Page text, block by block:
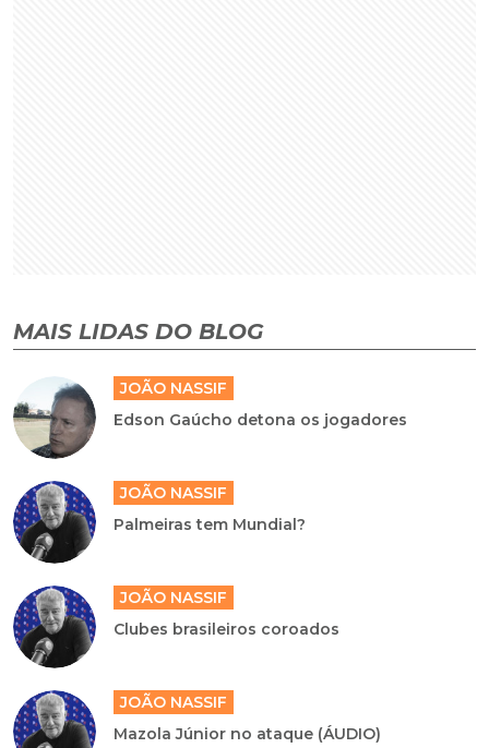
MAIS LIDAS DO BLOG
JOÃO NASSIF
Edson Gaúcho detona os jogadores
JOÃO NASSIF
Palmeiras tem Mundial?
JOÃO NASSIF
Clubes brasileiros coroados
JOÃO NASSIF
Mazola Júnior no ataque (ÁUDIO)